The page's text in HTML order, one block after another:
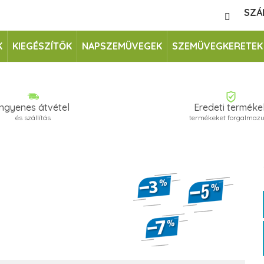
KIEGÉSZÍTŐK NAPSZEMÜVEGEK SZEMÜVEGKERETEK
átvétel
és szállítás
Eredeti
termékeket